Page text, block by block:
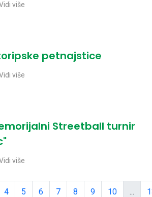
više
petnajstice
više
Streetball turnir
više
4 5 6 7 8 9 10